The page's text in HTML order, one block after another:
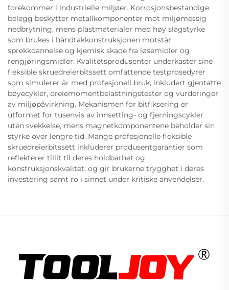
forekommer i industrielle miljøer. Korrosjonsbestandige
belegg beskytter metallkomponenter mot miljømessig
nedbrytning, mens plastmaterialer med høy slagstyrke
som brukes i håndtakkonstruksjonen motstår
sprekkdannelse og kjemisk skade fra løsemidler og
rengjøringsmidler. Kvalitetsprodusenter underkaster sine
fleksible skruedreierbitssett omfattende testprosedyrer
som simulerer år med profesjonell bruk, inkludert gjentatte
bøyecykler, dreiemomentbelastningstester og vurderinger
av miljøpåvirkning. Mekanismen for bitfiksering er
utformet for tusenvis av innsetting- og fjerningscykler
uten svekkelse, mens magnetkomponentene beholder sin
styrke over lengre tid. Mange profesjonelle fleksible
skruedreierbitssett inkluderer produsentgarantier som
reflekterer tillit til deres holdbarhet og
konstruksjonskvalitet, og gir brukerne trygghet i deres
investering samt ro i sinnet under kritiske anvendelser.